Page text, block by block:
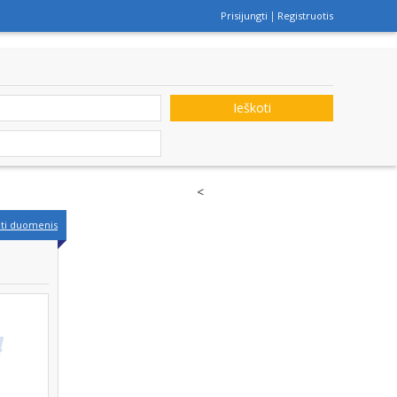
Prisijungti Registruotis
Ieškoti
duomenis
<